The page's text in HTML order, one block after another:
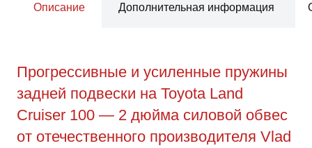
Описание Дополнительная информация
Прогрессивные и усиленные пружины
задней подвески на Toyota Land
Cruiser 100 — 2 дюйма силовой обвес
от отечественного производителя Vlad